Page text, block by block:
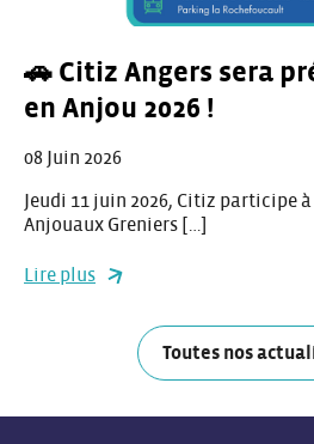
🚗 Citiz Angers sera
en Anjou 2026 !
08 Juin 2026
Jeudi 11 juin 2026, Citiz participe
Anjouaux Greniers […]
Lire plus
Toutes nos